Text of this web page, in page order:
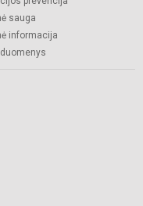
sauga
informacija